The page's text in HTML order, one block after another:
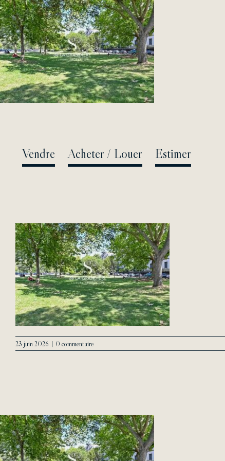
Passer
au
contenu
Vendre Acheter / Louer Estimer
23 juin 2026 | 0 commentaire